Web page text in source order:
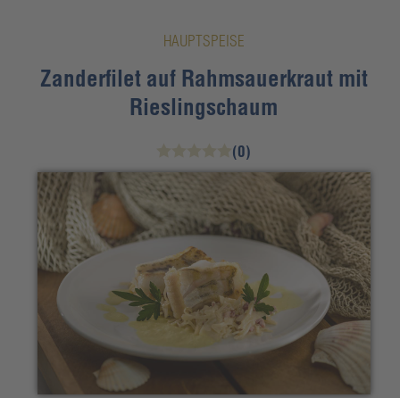
HAUPTSPEISE
Zanderfilet auf Rahmsauerkraut mit
Rieslingschaum
(0)